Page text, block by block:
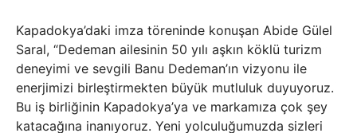
Kapadokya’daki imza töreninde konuşan Abide Gülel
Saral, “Dedeman ailesinin 50 yılı aşkın köklü turizm
deneyimi ve sevgili Banu Dedeman’ın vizyonu ile
enerjimizi birleştirmekten büyük mutluluk duyuyoruz.
Bu iş birliğinin Kapadokya’ya ve markamıza çok şey
katacağına inanıyoruz. Yeni yolculuğumuzda sizleri